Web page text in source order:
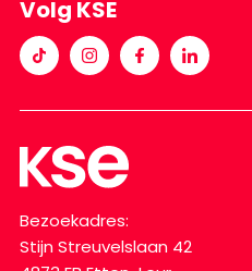
Volg KSE
Bezoekadres:
Stijn Streuvelslaan 42